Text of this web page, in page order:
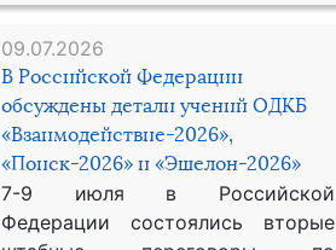
09.07.2026
В Российской Федерации
обсуждены детали учений ОДКБ
«Взаимодействие-2026»,
«Поиск-2026» и «Эшелон-2026»
7-9 июля в Российской
Федерации состоялись вторые